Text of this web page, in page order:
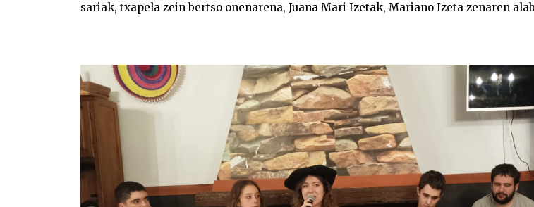
sariak, txapela zein bertso onenarena, Juana Mari Izetak, Mariano Izeta zenaren